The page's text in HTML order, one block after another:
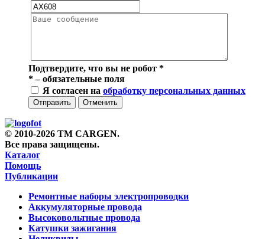
Подтвердите, что вы не робот *
*– обязательные поля
Я согласен на обработку персональных данных
Отправить Отменить
© 2010-2026 TM CARGEN.
Все права защищены.
Каталог
Помощь
Публикации
Ремонтные наборы электропроводки
Аккумуляторные провода
Высоковольтные провода
Катушки зажигания